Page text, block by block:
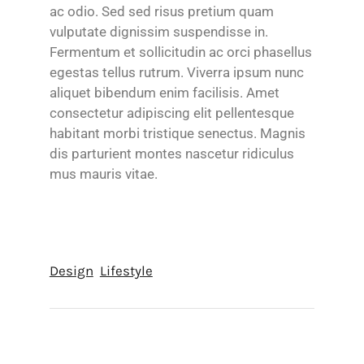
ac odio. Sed sed risus pretium quam
vulputate dignissim suspendisse in.
Fermentum et sollicitudin ac orci phasellus
egestas tellus rutrum. Viverra ipsum nunc
aliquet bibendum enim facilisis. Amet
consectetur adipiscing elit pellentesque
habitant morbi tristique senectus. Magnis
dis parturient montes nascetur ridiculus
mus mauris vitae.
Design Lifestyle